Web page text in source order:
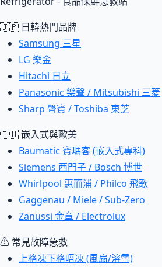
🇯🇵 日韓熱門品牌
Samsung 三星
LG 樂金
Hitachi 日立
Panasonic 樂聲 / Mitsubishi 三菱
Sharp 聲寶 / Toshiba 東芝
🇪🇺 嵌入式與歐美
Baumatic 寶瑪客 (嵌入式專科)
Siemens 西門子 / Bosch 博世
Whirlpool 惠而浦 / Philco 飛歌
Gaggenau / Miele / Sub-Zero
Zanussi 金章 / Electrolux
⚠ 常見故障急救
上格凍下格唔凍 (風扇/溶雪)